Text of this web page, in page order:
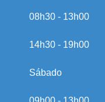
08h30 - 13h00
14h30 - 19h00
Sábado